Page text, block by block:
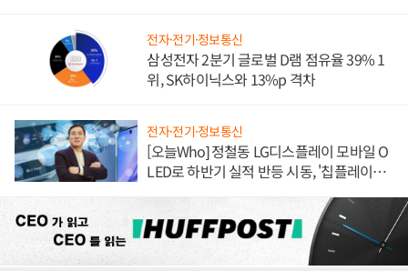
전자·전기·정보통신
삼성전자 2분기 글로벌 D램 점유율 39% 1
위, SK하이닉스와 13%p 격차
전자·전기·정보통신
[오늘Who] 정철동 LG디스플레이 모바일 O
LED로 하반기 실적 반등 시동, '칩플레이